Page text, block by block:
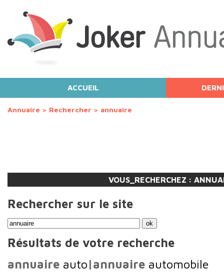
VOUS_RECHERCHEZ :
ACCUEIL
Annuaire > Rechercher > annuaire
Rechercher sur le site
Résultats de votre recherche
annuaire auto|annuaire automobile